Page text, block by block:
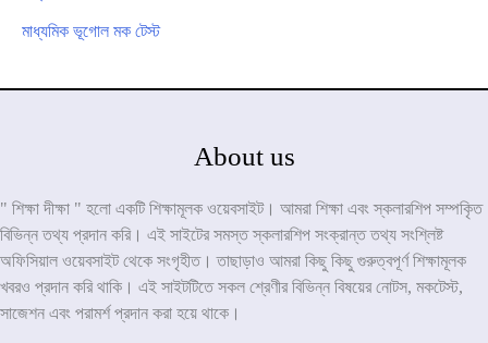
মাধ্যমিক ভূগোল মক টেস্ট
About us
" শিক্ষা দীক্ষা " হলো একটি শিক্ষামূলক ওয়েবসাইট। আমরা শিক্ষা এবং স্কলারশিপ সম্পকৃিত
বিভিন্ন তথ্য প্রদান করি। এই সাইটের সমস্ত স্কলারশিপ সংক্রান্ত তথ্য সংশ্লিষ্ট
অফিসিয়াল ওয়েবসাইট থেকে সংগৃহীত। তাছাড়াও আমরা কিছু কিছু গুরুত্বপূর্ণ শিক্ষামূলক
খবরও প্রদান করি থাকি। এই সাইটটিতে সকল শ্রেণীর বিভিন্ন বিষয়ের নোটস, মকটেস্ট,
সাজেশন এবং পরামর্শ প্রদান করা হয়ে থাকে।